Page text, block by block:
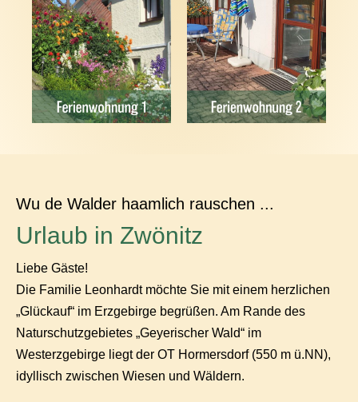
Wu de Walder haamlich rauschen ...
Urlaub in Zwönitz
Liebe Gäste!
Die Familie Leonhardt möchte Sie mit einem herzlichen
„Glückauf“ im Erzgebirge begrüßen. Am Rande des
Naturschutzgebietes „Geyerischer Wald“ im
Westerzgebirge liegt der OT Hormersdorf (550 m ü.NN),
idyllisch zwischen Wiesen und Wäldern.